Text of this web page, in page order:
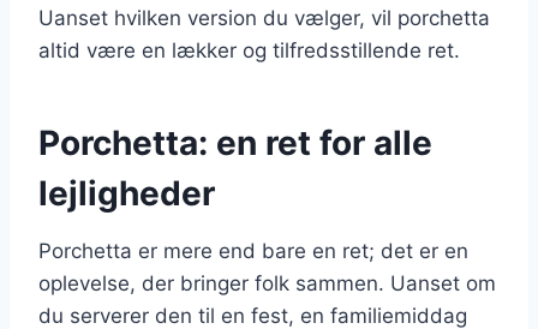
Uanset hvilken version du vælger, vil porchetta
altid være en lækker og tilfredsstillende ret.
Porchetta: en ret for alle
lejligheder
Porchetta er mere end bare en ret; det er en
oplevelse, der bringer folk sammen. Uanset om
du serverer den til en fest, en familiemiddag